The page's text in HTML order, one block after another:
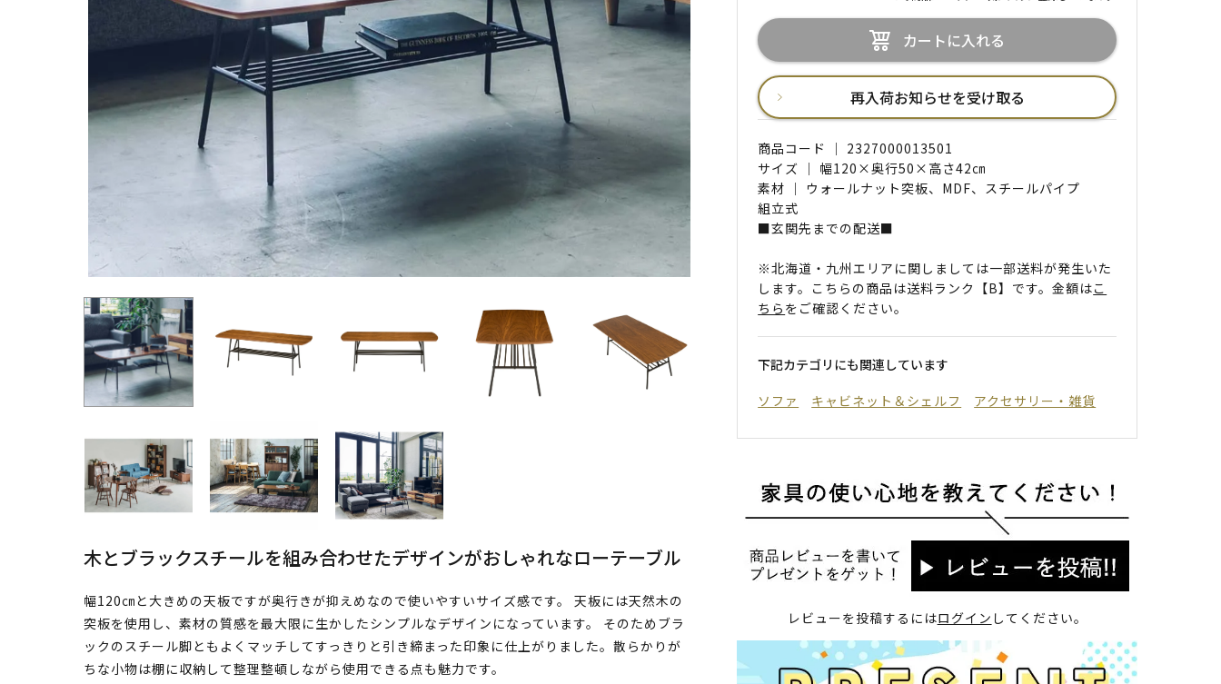
木とブラックスチールを組み合わせたデザインがおしゃれなローテーブル
幅120㎝と大きめの天板ですが奥行きが抑えめなので使いやすいサイズ感です。 天板には天然木の
突板を使用し、素材の質感を最大限に生かしたシンプルなデザインになっています。 そのためブラ
ックのスチール脚ともよくマッチしてすっきりと引き締まった印象に仕上がりました。散らかりが
ちな小物は棚に収納して整理整頓しながら使用できる点も魅力です。
カートに入れる
再入荷お知らせを受け取る
商品コード ｜ 2327000013501
サイズ ｜ 幅120×奥行50×高さ42㎝
素材 ｜ ウォールナット突板、MDF、スチールパイプ
組立式
■玄関先までの配送■
※北海道・九州エリアに関しましては一部送料が発生いた
します。こちらの商品は送料ランク【B】です。金額はこ
ちら をご確認ください。
下記カテゴリにも関連しています
ソファ
キャビネット＆シェルフ アクセサリー・雑貨
レビューを投稿するにはログイン してください。